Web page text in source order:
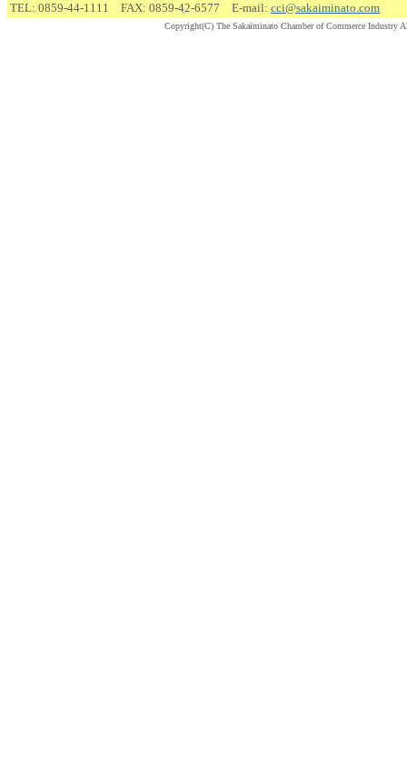
TEL: 0859-44-1111 FAX: 0859-42-6577 E-mail: cci@sakaiminato.com
Copyright(C) The Sakaiminato Chamber of Commerce Industry